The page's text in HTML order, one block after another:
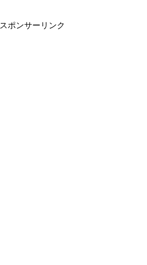
スポンサーリンク